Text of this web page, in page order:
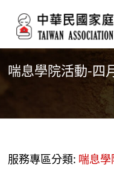
喘息學院活動-四
服務專區分類: 喘息學